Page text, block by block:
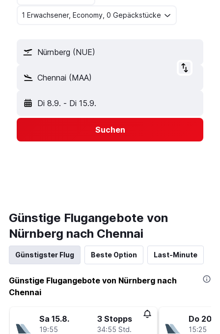
1 Erwachsener, Economy, 0 Gepäckstücke
Nürnberg (NUE)
Chennai (MAA)
Di 8.9. - Di 15.9.
Suchen
Günstige Flugangebote von
Nürnberg nach Chennai
Günstigster Flug Beste Option Last-Minute
Günstige Flugangebote von Nürnberg nach
Chennai
Sa 15.8.
19:55
3 Stopps
34:55 Std.
Do
15:25